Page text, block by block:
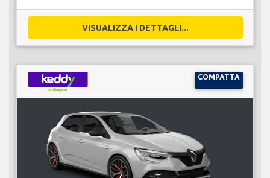
VISUALIZZA I DETTAGLI...
COMPATTA